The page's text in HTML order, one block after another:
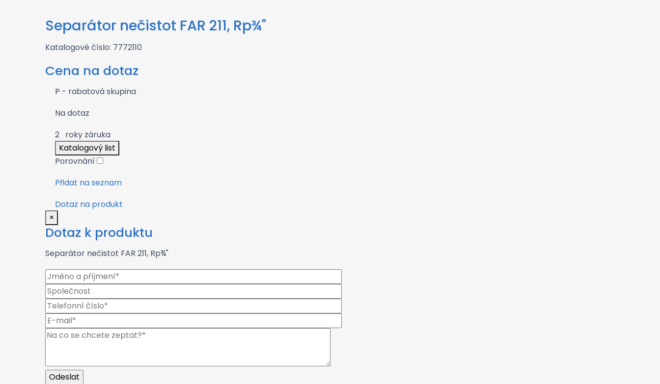
Separátor nečistot FAR 211, Rp¾"
Katalogové číslo: 7772110
Cena na dotaz
P - rabatová skupina
Na dotaz
2 roky záruka
Katalogový list
Porovnání
Přidat na seznam
Dotaz na produkt
×
Dotaz k produktu
Separátor nečistot FAR 211, Rp¾"